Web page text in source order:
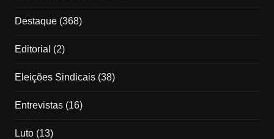
Destaque(368)
Editorial (2)
Eleições Sindicais(38)
Entrevistas(16)
Luto(13)